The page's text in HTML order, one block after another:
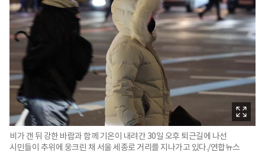
비가 갠 뒤 강한 바람과 함께 기온이 내려간 30일 오후 퇴근길에 나선
시민들이 추위에 웅크린 채 서울 세종로 거리를 지나가고 있다./연합뉴스